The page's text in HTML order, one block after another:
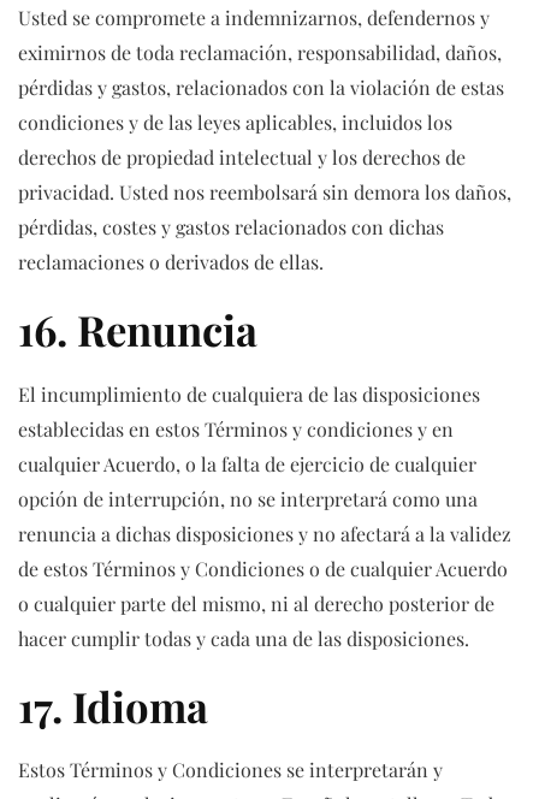
Usted se compromete a indemnizarnos, defendernos y
eximirnos de toda reclamación, responsabilidad, daños,
pérdidas y gastos, relacionados con la violación de estas
condiciones y de las leyes aplicables, incluidos los
derechos de propiedad intelectual y los derechos de
privacidad. Usted nos reembolsará sin demora los daños,
pérdidas, costes y gastos relacionados con dichas
reclamaciones o derivados de ellas.
16. Renuncia
El incumplimiento de cualquiera de las disposiciones
establecidas en estos Términos y condiciones y en
cualquier Acuerdo, o la falta de ejercicio de cualquier
opción de interrupción, no se interpretará como una
renuncia a dichas disposiciones y no afectará a la validez
de estos Términos y Condiciones o de cualquier Acuerdo
o cualquier parte del mismo, ni al derecho posterior de
hacer cumplir todas y cada una de las disposiciones.
17. Idioma
Estos Términos y Condiciones se interpretarán y